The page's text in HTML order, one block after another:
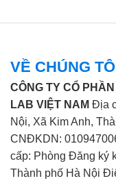
VỀ CHÚNG
CÔNG TY CỔ
LAB VIỆT NAM Địa
Nội, Xã Kim Anh,
CNĐKDN:
cấp: Phòng Đăng ký
Thành phố Hà Nội